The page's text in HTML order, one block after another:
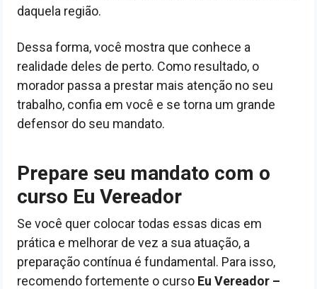
daquela região.
Dessa forma, você mostra que conhece a
realidade deles de perto. Como resultado, o
morador passa a prestar mais atenção no seu
trabalho, confia em você e se torna um grande
defensor do seu mandato.
Prepare seu mandato com o
curso Eu Vereador
Se você quer colocar todas essas dicas em
prática e melhorar de vez a sua atuação, a
preparação contínua é fundamental. Para isso,
recomendo fortemente o curso Eu Vereador –